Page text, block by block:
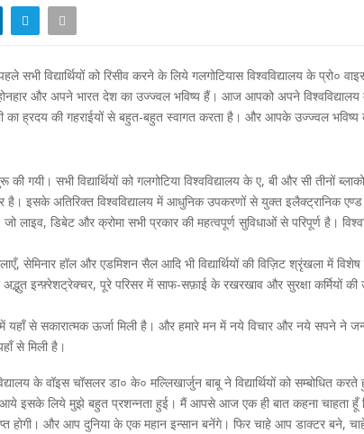
विद्यार्थियों को रिसीव करने के लिये गलगोटियास विश्वविद्यालय के
होनहार और अपने भारत देश का उज्ज्वल भविष्य हैं। आज आपको अपने
का ह्रदय की गहराईयों से बहुत-बहुत स्वागत करता है। और आपके उज्ज्वल भविष्य
गयी। सभी विद्यार्थियों को गलगोटिया विश्वविद्यालय के ए, बी और सी तीनों
है। इसके अतिरिक्त विश्वविद्यालय में आधुनिक उपकरणों से युक्त
लाइव, डिबेट और क्रोमा सभी प्रकार की महत्वपूर्ण सुविधाओं से परिपूर्ण है।
सेमिनार हॉल और एडमिशन सैल आदि भी विद्यार्थियों की विज़िट श्रृंखला में विशेष
अद्भुत इन्फ़्रेशट्रेक्चर, पूरे परिसर में साफ-सफ़ाई के रखरखाव और सुरक्षा कर्मियों
से सकारात्मक ऊर्जा मिली है। और हमारे मन में नये विचार और नये सपने ने
से मिली है।
के वॉइस चॉसलर डा० के० मल्लिखार्जुन बाबू ने विद्यार्थियों को
आये इसके लिये मुझे बहुत प्रशन्नता हुई। मैं आपसे आज एक ही बात कहना चाहता
होगी। और आप दुनिया के एक महान इन्सान बनेंगे। फिर चाहे आप डाक्टर बने,